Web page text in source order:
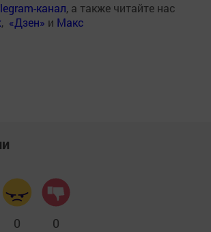
канал, а также читайте нас
, «Дзен» и Макс
0 0